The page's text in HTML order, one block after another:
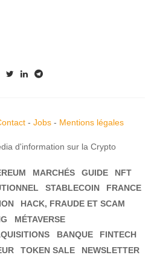
- Jobs- Mentions légales
d'information sur la Crypto
MARCHÉS GUIDE
NFT
STABLECOIN
FRANCE
HACK, FRAUDE ET SCAM
MÉTAVERSE
BANQUE
FINTECH
TOKEN SALE NEWSLETTER